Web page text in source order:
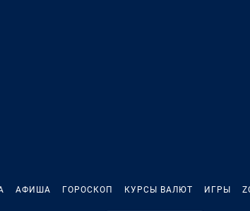
АФИША ГОРОСКОП КУРСЫ ВАЛЮТ ИГРЫ